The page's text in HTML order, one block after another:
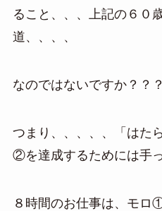
ること、、、上記の６０
道、、、、
なのではないですか？？？
つまり、、、、、「はた
②を達成するためには手
８時間のお仕事は、モロ